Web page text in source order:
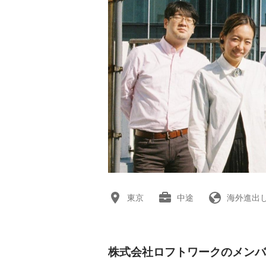
東京 中途 海外進出
株式会社ロフトワークのメン